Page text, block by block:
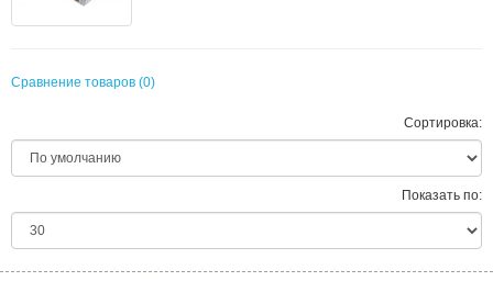
Сравнение товаров (0)
Сортировка:
Показать по: